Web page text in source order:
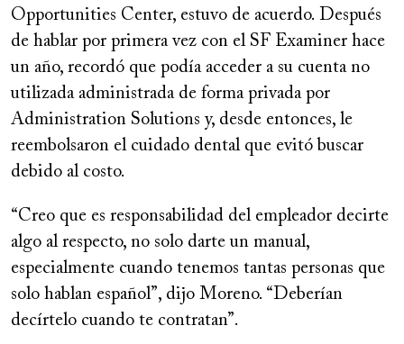
Opportunities Center, estuvo de acuerdo. Después
de hablar por primera vez con el SF Examiner hace
un año, recordó que podía acceder a su cuenta no
utilizada administrada de forma privada por
Administration Solutions y, desde entonces, le
reembolsaron el cuidado dental que evitó buscar
debido al costo.
“Creo que es responsabilidad del empleador decirte
algo al respecto, no solo darte un manual,
especialmente cuando tenemos tantas personas que
solo hablan español”, dijo Moreno. “Deberían
decírtelo cuando te contratan”.